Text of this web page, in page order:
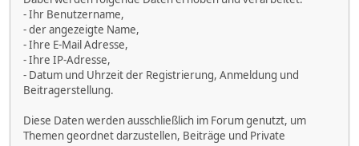
- Ihr Benutzername,
- der angezeigte Name,
- Ihre E-Mail Adresse,
- Ihre IP-Adresse,
- Datum und Uhrzeit der Registrierung, Anmeldung und
Beitragerstellung.
Diese Daten werden ausschließlich im Forum genutzt, um
Themen geordnet darzustellen, Beiträge und Private